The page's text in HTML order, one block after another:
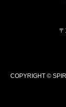
COPYRIGHT ©